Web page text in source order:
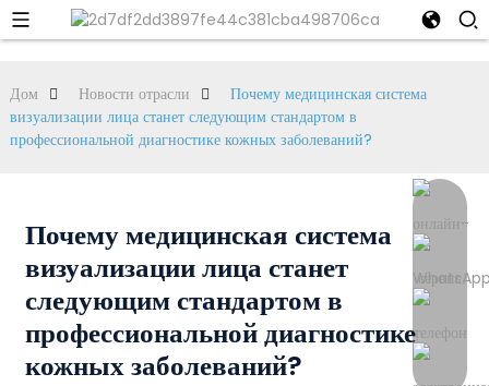
Дом Новости отрасли
Почему медицинская система
визуализации лица станет следующим стандартом в
профессиональной диагностике кожных заболеваний?
Почему медицинская система
визуализации лица станет
следующим стандартом в
профессиональной диагностике
кожных заболеваний?